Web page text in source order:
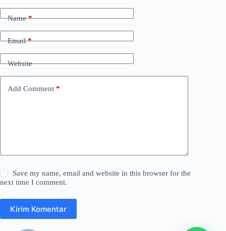
Name*
Email*
Website
Add Comment *
Save my name, email and website in this browser for the
next time I comment.
Kirim Komentar